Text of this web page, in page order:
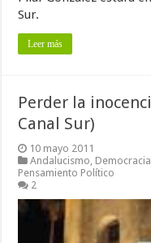
Sur.
Leer más
Perder la
Canal Sur)
10 mayo 2011
Andalucismo Democracia
Pensamiento Político
2